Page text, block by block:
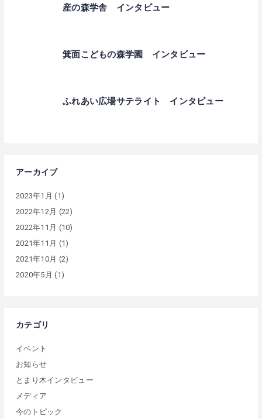
産の森学舎 インタビュー
箕面こどもの森学園 インタビュー
ふれあい広場サテライト インタビュー
アーカイブ
2023年1月 (1)
2022年12月 (22)
2022年11月 (10)
2021年11月 (1)
2021年10月 (2)
2020年5月 (1)
カテゴリ
イベント
お知らせ
とまり木インタビュー
メディア
今のトピック